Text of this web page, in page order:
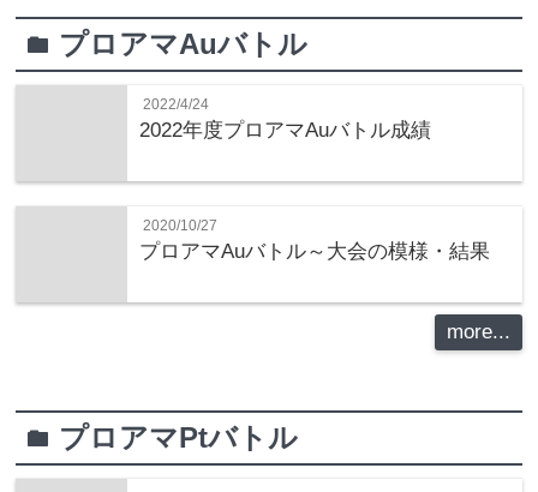
folder プロアマAuバトル
2022/4/24
2022年度プロアマAuバトル成績
2020/10/27
プロアマAuバトル～大会の模様・結果
more...
folder プロアマPtバトル